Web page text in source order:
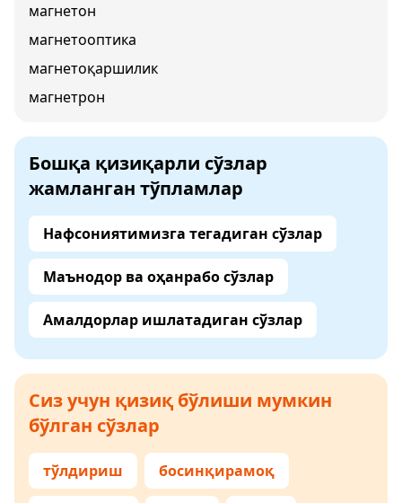
магнетон
магнетооптика
магнетоқаршилик
магнетрон
Бошқа қизиқарли сўзлар
жамланган тўпламлар
Нафсониятимизга тегадиган сўзлар
Маънодор ва оҳанрабо сўзлар
Амалдорлар ишлатадиган сўзлар
Сиз учун қизиқ бўлиши мумкин
бўлган сўзлар
тўлдириш босинқирамоқ